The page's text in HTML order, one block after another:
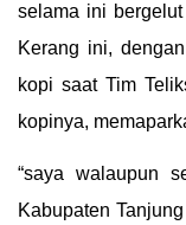
selama ini
Kerang ini,
kopi saat Tim
kopinya,
“saya walaupun
Kabupaten